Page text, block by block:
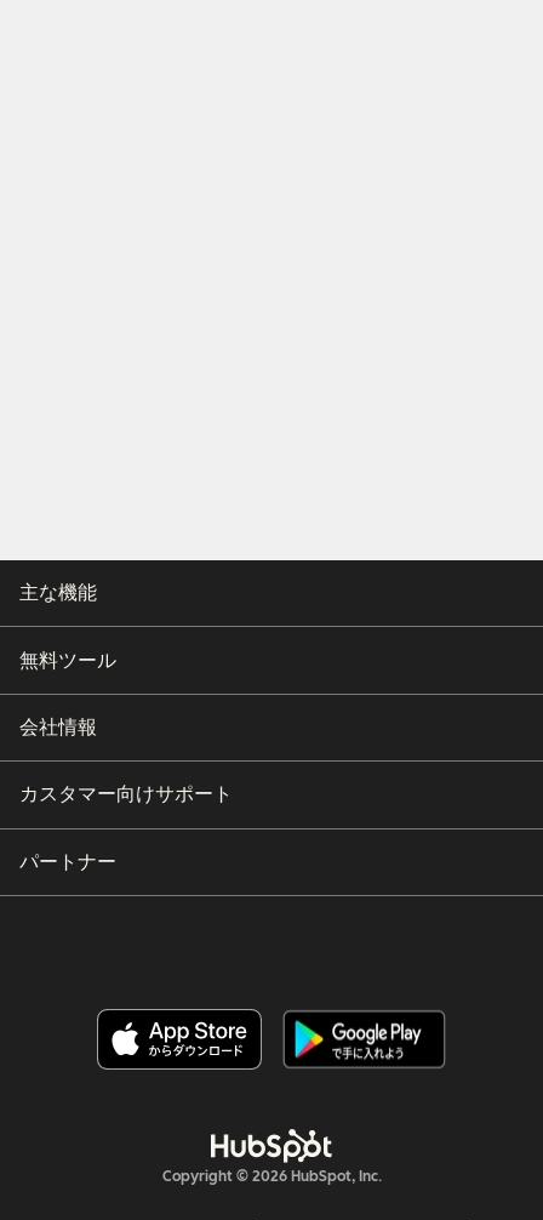
主な機能
無料ツール
会社情報
カスタマー向けサポート
パートナー
Copyright © 2026 HubSpot, Inc.